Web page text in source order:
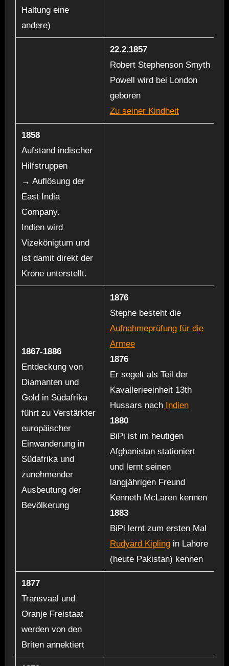
Haltung eine
andere)
22.2.1857
Robert Stephenson Smyth
Powell wird bei London
geboren
Zu seiner Kindheit
1858
Aufstand indischer
Hilfstruppen
→ Auflösung der
East India
Company.
Indien wird
Vizekönigtum und
ist damit direkt der
Krone unterstellt.
1867-1886
Entdeckung von
Diamanten und
Gold in Südafrika
führt zu Verstärkter
europäischer
Einwanderung in
Südafrika und
zunehmender
Ausbeutung der
Bevölkerung
1876
Stephe besteht die
Aufnahmeprüfung für die
Armee
1876
Er segelt als Teil der
Kavallerieeinheit 13th
Hussars nach Indien
1880
BiPi ist im heutigen
Afghanistan stationiert
und lernt seinen
langjährigen Freund
Kenneth McLaren kennen
1883
BiPi lernt zum ersten Mal
Rudyard Kiplingin Lahore
(heute Pakistan) kennen
1877
Transvaal und
Oranje Freistaat
werden von den
Briten annektiert